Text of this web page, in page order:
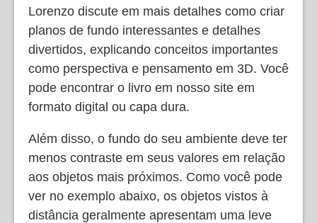
Lorenzo discute em mais detalhes como criar
planos de fundo interessantes e detalhes
divertidos, explicando conceitos importantes
como perspectiva e pensamento em 3D. Você
pode encontrar o livro em nosso site em
formato digital ou capa dura.
Além disso, o fundo do seu ambiente deve ter
menos contraste em seus valores em relação
aos objetos mais próximos. Como você pode
ver no exemplo abaixo, os objetos vistos à
distância geralmente apresentam uma leve